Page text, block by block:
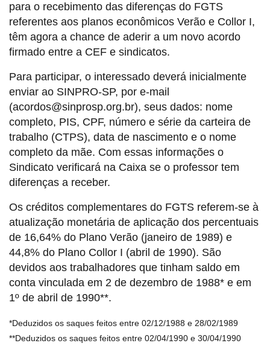
para o recebimento das diferenças do FGTS
referentes aos planos econômicos Verão e Collor I,
têm agora a chance de aderir a um novo acordo
firmado entre a CEF e sindicatos.
Para participar, o interessado deverá inicialmente
enviar ao SINPRO-SP, por e-mail
(acordos@sinprosp.org.br), seus dados: nome
completo, PIS, CPF, número e série da carteira de
trabalho (CTPS), data de nascimento e o nome
completo da mãe. Com essas informações o
Sindicato verificará na Caixa se o professor tem
diferenças a receber.
Os créditos complementares do FGTS referem-se à
atualização monetária de aplicação dos percentuais
de 16,64% do Plano Verão (janeiro de 1989) e
44,8% do Plano Collor I (abril de 1990). São
devidos aos trabalhadores que tinham saldo em
conta vinculada em 2 de dezembro de 1988* e em
1º de abril de 1990**.
*Deduzidos os saques feitos entre 02/12/1988 e 28/02/1989
**Deduzidos os saques feitos entre 02/04/1990 e 30/04/1990